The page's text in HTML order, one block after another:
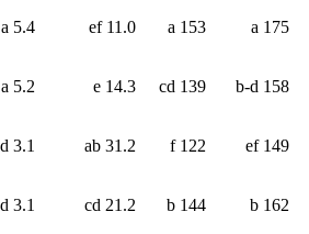
175 a
153 a
11.0 ef
5.4 a
158 b-d
139 cd
14.3 e
5.2 a
149 ef
122 f
31.2 ab
3.1 b-d
162 b
144 b
21.2 cd
3.1 b-d